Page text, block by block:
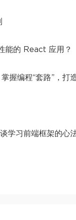
能的 React 应用？
握编程“套路”，打
学习前端框架的心